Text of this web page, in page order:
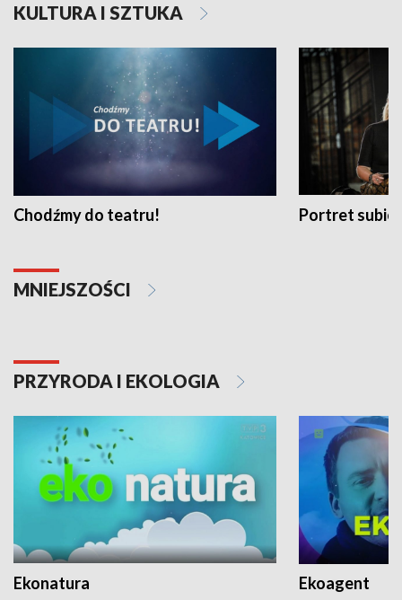
KULTURA I SZTUKA
Chodźmy do teatru! Portret
MNIEJSZOŚCI
PRZYRODA I EKOLOGIA
Ekonatura Ekoagent